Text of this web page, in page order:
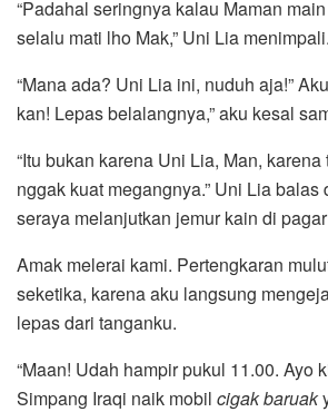
“Padahal seringnya kalau Maman
selalu mati lho Mak,” Uni Lia menimpali.
“Mana ada? Uni Lia ini, nuduh aja!”
kan! Lepas belalangnya,” aku kesal
“Itu bukan karena Uni Lia, Man,
nggak kuat megangnya.” Uni Lia balas
seraya melanjutkan jemur kain di
Amak melerai kami. Pertengkaran
seketika, karena aku langsung
lepas dari tanganku.
“Maan! Udah hampir pukul 11.00. Ayo
Simpang Iraqi naik mobil cigakbaruak